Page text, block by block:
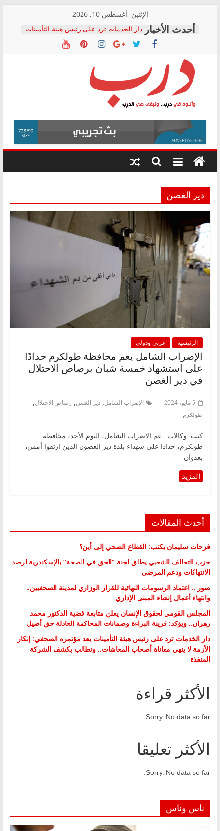
content
الإثنين, أغسطس 10, 2026
دار الخدمات ترد على رئيس هيئة التأمينات
بعد مؤتمره الصحفي: إنكار الأزمة لا ينهي
معاناة أصحاب المعاشات.. ونطالب بكشف
فرحات سليمان يكتب: القطاع الصحي إلى
أين؟
حزب التحالف الشعبي يطلق لجنة “الحق
في الصحة” بالإسكندرية لرصد الانتهاكات
ودعم المرضى
الوزاري لمدينة الصحفيين.. وانتهاء أعمال
إنشاء المبنى الإداري
المجلس القومي لحقوق الإنسان يعلن
متابعة قضية الدكتور محمد زهران.. ويؤكد:
قرينة البراءة وضمانات المحاكمة العادلة
درب
وأتوه
درب..
وتبقى
هي
دير الغصن
الرئيسية عربي ودولي
الإضراب الشامل يعم محافظة طولكرم حدادًا
على استشهاد خمسة شبان برصاص الاحتلال
في دير الغصن
5 مايو، 2024 الإضراب الشامل, دير الغصن, رصاص الاحتلال,
طولكرم
كتب: وكالات عم الاضراب الشامل، اليوم الأحد، محافظة
طولكرم، حدادا على شهداء بلدة دير الغصون الذين ارتقوا أمس،
بعدوان
أحدث المقالات
فرحات سليمان يكتب: القطاع الصحي إلى أين؟
حزب التحالف الشعبي يطلق لجنة “الحق في الصحة” بالإسكندرية لرصد
الانتهاكات ودعم المرضى
صور .. اعتماد الرسومات النهائية للقرار الوزاري لمدينة الصحفيين..
وانتهاء أعمال إنشاء المبنى الإداري
المجلس القومي لحقوق الإنسان يعلن متابعة قضية الدكتور محمد
زهران.. ويؤكد: قرينة البراءة وضمانات المحاكمة العادلة حق أصيل
دار الخدمات ترد على رئيس هيئة التأمينات بعد مؤتمره الصحفي: إنكار
الأزمة لا ينهي معاناة أصحاب المعاشات.. ونطالب بكشف الشركة
المنفذة
الأكثر قراءة
Sorry. No data so far.
الأكثر تعليقا
Sorry. No data so far.
ناس وناس